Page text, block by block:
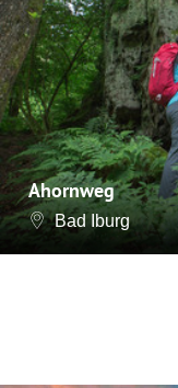
Ahornweg
Bad Iburg